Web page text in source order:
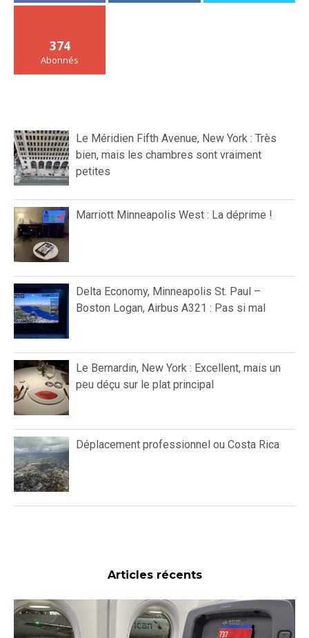
374
Abonnés
Le Méridien Fifth Avenue, New York : Très
bien, mais les chambres sont vraiment
petites
Marriott Minneapolis West : La déprime !
Delta Economy, Minneapolis St. Paul –
Boston Logan, Airbus A321 : Pas si mal
Le Bernardin, New York : Excellent, mais un
peu déçu sur le plat principal
Déplacement professionnel ou Costa Rica
Articles récents